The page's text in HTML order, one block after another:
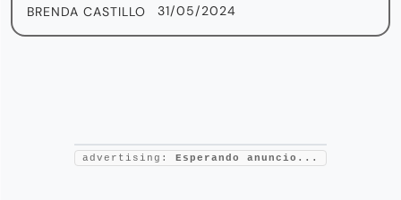
BRENDA CASTILLO 31/05/2024
advertising: Esperando anuncio...